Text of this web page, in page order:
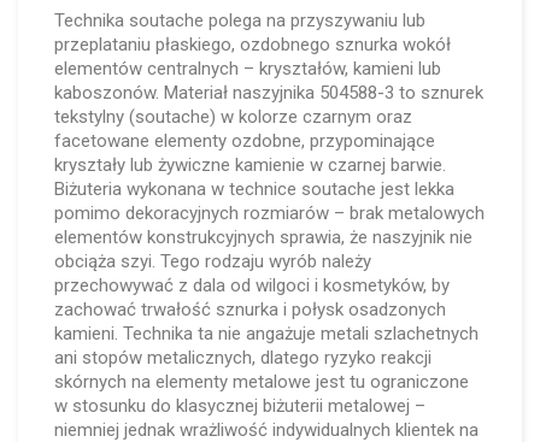
Technika soutache polega na przyszywaniu lub
przeplataniu płaskiego, ozdobnego sznurka wokół
elementów centralnych – kryształów, kamieni lub
kaboszonów. Materiał naszyjnika 504588-3 to sznurek
tekstylny (soutache) w kolorze czarnym oraz
facetowane elementy ozdobne, przypominające
kryształy lub żywiczne kamienie w czarnej barwie.
Biżuteria wykonana w technice soutache jest lekka
pomimo dekoracyjnych rozmiarów – brak metalowych
elementów konstrukcyjnych sprawia, że naszyjnik nie
obciąża szyi. Tego rodzaju wyrób należy
przechowywać z dala od wilgoci i kosmetyków, by
zachować trwałość sznurka i połysk osadzonych
kamieni. Technika ta nie angażuje metali szlachetnych
ani stopów metalicznych, dlatego ryzyko reakcji
skórnych na elementy metalowe jest tu ograniczone
w stosunku do klasycznej biżuterii metalowej –
niemniej jednak wrażliwość indywidualnych klientek na